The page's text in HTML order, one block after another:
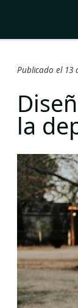
Publicado el 13
la